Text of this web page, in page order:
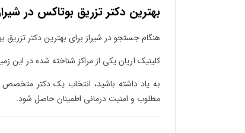
بهترین دکتر تزریق بوتاکس در
هنگام جستجو در شیراز برای بهترین دکتر تزریق
کلینیک آریان یکی از مراکز شناخته شده در
به یاد داشته باشید، انتخاب یک دکتر متخصص
مطلوب و امنیت درمانی اطمینان حاصل شود.